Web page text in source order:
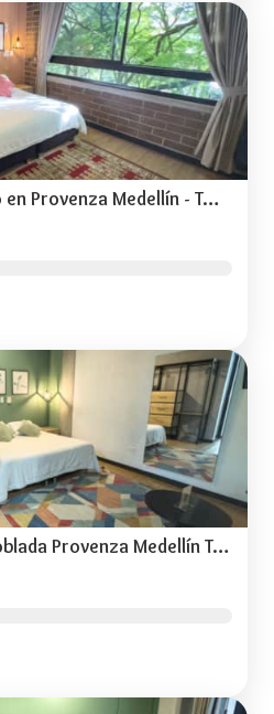
Dormitorio amoblado en Provenza Medellín - TOG402
Renta habitación amoblada Provenza Medellín TOG403